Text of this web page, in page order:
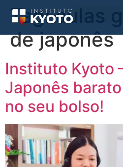
Tag:aulas
de japonês
Instituto Kyoto
Japonês
no seu bolso!